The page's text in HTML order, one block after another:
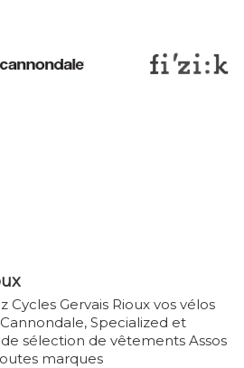
Cycles Gervais Rioux vos vélos
Specialized et
sélection de vêtements Assos
marques